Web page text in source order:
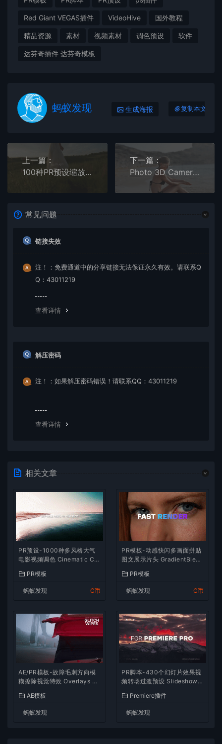
Red Giant VEGAS插件 VideoHive 国外教程
精品资源 素材 视频素材 调色预设 软件
达芬奇插件 达芬奇模板
蚂蚁发现 生成海报 复制本文链接
上一篇：
100种PR预设缩放旋转移动摇晃变形分割转场预设 Transitions Pro
下一篇：
Photo 3D Camera Animator-平面图片转三维摄像机视差微动特效-AE/PR模板
常见问题
链接失效
注！：免费通道中的分享链接无法保证永久有效。请联系Q
Q：43011219
查看详情
解压密码
注！：如果解压密码错误！请联系QQ：43011219
查看详情
相关文章
PR预设-1000种多风格大气
电影视频调色 Cinematic Col
PR模板
蚂蚁发现 C币
PR模板-动感快闪多画面拼贴
图文展示片头 GradientBlend
PR模板
蚂蚁发现 C币
AE/PR模板-故障毛刺方向模
糊擦除视觉特效 Overlays Gli
AE模板
蚂蚁发现
PR脚本-430个幻灯片效果视
频转场过渡预设 Slideshow T
Premiere插件
蚂蚁发现